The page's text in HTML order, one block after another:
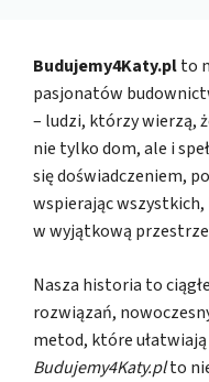
Budujemy4Katy.plto
pasjonatów
– ludzi, którzy wierzą,
nie tylko dom, ale i
się doświadczeniem,
wspierając
w wyjątkową
Nasza historia to
rozwiązań,
metod, które
Budujemy4Katy.plto